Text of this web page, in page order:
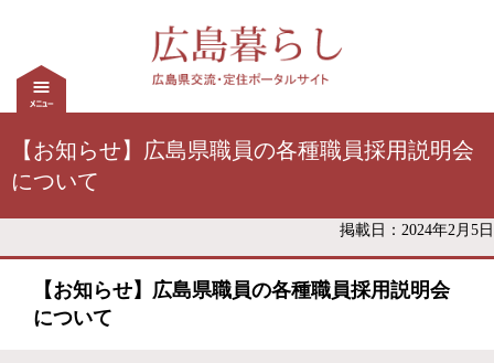
【お知らせ】広島県職員の各種職員採用説明会
について
掲載日：2024年2月5日
【お知らせ】広島県職員の各種職員採用説明会
について